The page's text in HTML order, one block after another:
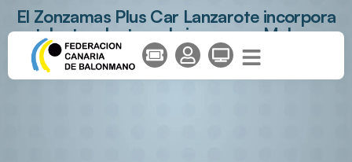
El Zonzamas Plus Car Lanzarote incorpora
talento y lectura de juego con Malena
Guerisoli